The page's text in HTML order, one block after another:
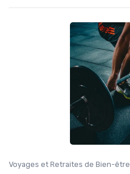
Voyages et Retraites de Bien-être